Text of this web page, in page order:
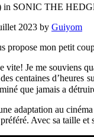
in SONIC THE
2023 by Guiyom
propose mon petit
vite! Je me souviens
des centaines
que jamais a
adaptation au
Avec sa taille